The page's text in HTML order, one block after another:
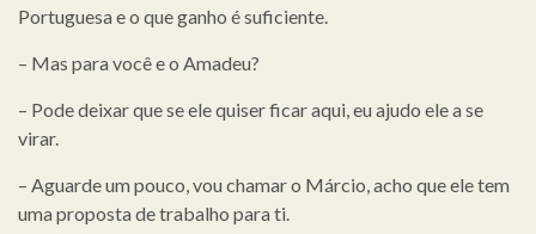
Portuguesa e o que ganho é suficiente.
– Mas para você e o Amadeu?
– Pode deixar que se ele quiser ficar aqui, eu ajudo ele a se
virar.
– Aguarde um pouco, vou chamar o Márcio, acho que ele tem
uma proposta de trabalho para ti.